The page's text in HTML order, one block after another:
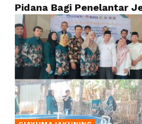
Pidana Bagi Penelantar